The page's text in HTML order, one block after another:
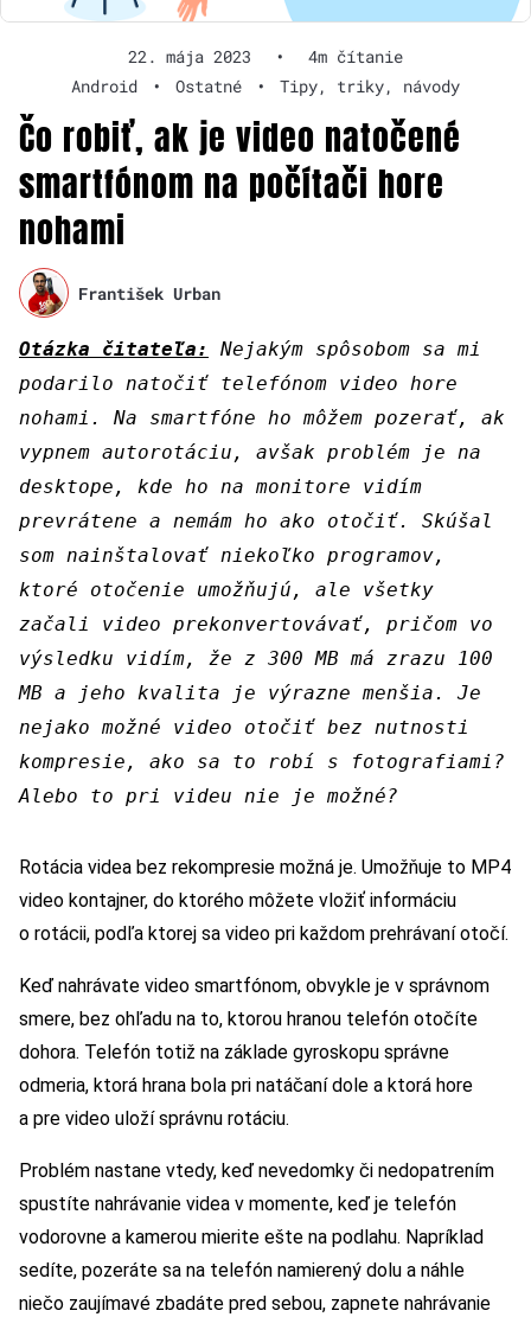
22. mája 2023 •
4m čítanie
Android
• Ostatné • Tipy, triky, návody
Čo robiť, ak je video natočené
smartfónom na počítači hore
nohami
František Urban
Otázka čitateľa:
Nejakým spôsobom sa mi
podarilo natočiť telefónom video hore
nohami. Na smartfóne ho môžem pozerať, ak
vypnem autorotáciu, avšak problém je na
desktope, kde ho na monitore vidím
prevrátene a nemám ho ako otočiť. Skúšal
som nainštalovať niekoľko programov,
ktoré otočenie umožňujú, ale všetky
začali video prekonvertovávať, pričom vo
výsledku vidím, že z 300 MB má zrazu 100
MB a jeho kvalita je výrazne menšia. Je
nejako možné video otočiť bez nutnosti
kompresie, ako sa to robí s fotografiami?
Alebo to pri videu nie je možné?
Rotácia videa bez rekompresie možná je. Umožňuje to MP4
video kontajner, do ktorého môžete vložiť informáciu
o rotácii, podľa ktorej sa video pri každom prehrávaní otočí.
Keď nahrávate video smartfónom, obvykle je v správnom
smere, bez ohľadu na to, ktorou hranou telefón otočíte
dohora. Telefón totiž na základe gyroskopu správne
odmeria, ktorá hrana bola pri natáčaní dole a ktorá hore
a pre video uloží správnu rotáciu.
Problém nastane vtedy, keď nevedomky či nedopatrením
spustíte nahrávanie videa v momente, keď je telefón
vodorovne a kamerou mierite ešte na podlahu. Napríklad
sedíte, pozeráte sa na telefón namierený dolu a náhle
niečo zaujímavé zbadáte pred sebou, zapnete nahrávanie